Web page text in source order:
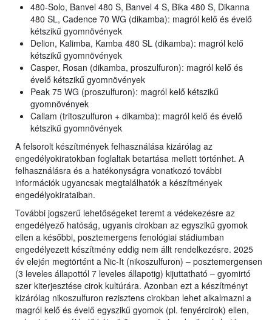
480-Solo, Banvel 480 S, Banvel 4 S, Bika 480 S, Dikanna
480 SL, Cadence 70 WG (dikamba): magról kelő és évelő
kétszikű gyomnövények
Delion, Kalimba, Kamba 480 SL (dikamba): magról kelő
kétszikű gyomnövények
Casper, Rosan (dikamba, proszulfuron): magról kelő és
évelő kétszikű gyomnövények
Peak 75 WG (proszulfuron): magról kelő kétszikű
gyomnövények
Callam (tritoszulfuron + dikamba): magról kelő és évelő
kétszikű gyomnövények
A felsorolt készítmények felhasználása kizárólag az
engedélyokiratokban foglaltak betartása mellett történhet. A
felhasználásra és a hatékonyságra vonatkozó további
információk ugyancsak megtalálhatók a készítmények
engedélyokirataiban.
További jogszerű lehetőségeket teremt a védekezésre az
engedélyező hatóság, ugyanis cirokban az egyszikű gyomok
ellen a későbbi, posztemergens fenológiai stádiumban
engedélyezett készítmény eddig nem állt rendelkezésre. 2025
év elején megtörtént a Nic-It (nikoszulfuron) – posztemergensen
(3 leveles állapottól 7 leveles állapotig) kijuttatható – gyomirtó
szer kiterjesztése cirok kultúrára. Azonban ezt a készítményt
kizárólag nikoszulfuron rezisztens cirokban lehet alkalmazni a
magról kelő és évelő egyszikű gyomok (pl. fenyércirok) ellen,